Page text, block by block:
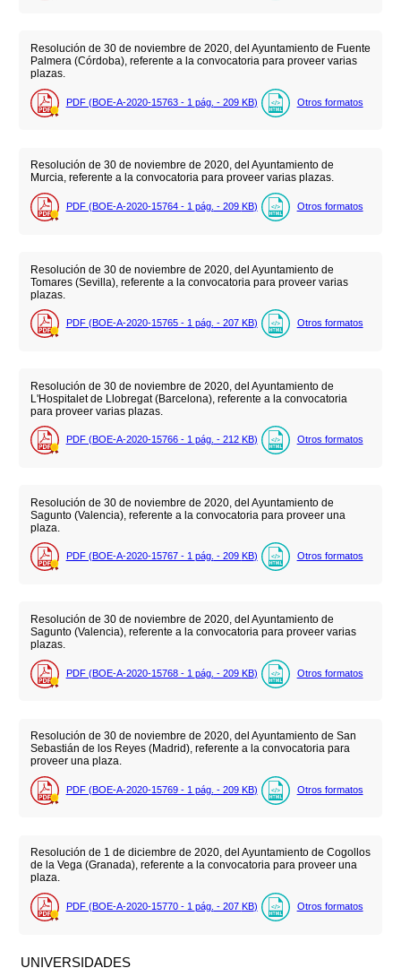
Resolución de 30 de noviembre de 2020, del Ayuntamiento de Fuente
Palmera (Córdoba), referente a la convocatoria para proveer varias
plazas.
PDF (BOE-A-2020-15763 - 1 pág. - 209 KB) Otros formatos
Resolución de 30 de noviembre de 2020, del Ayuntamiento de
Murcia, referente a la convocatoria para proveer varias plazas.
PDF (BOE-A-2020-15764 - 1 pág. - 209 KB) Otros formatos
Resolución de 30 de noviembre de 2020, del Ayuntamiento de
Tomares (Sevilla), referente a la convocatoria para proveer varias
plazas.
PDF (BOE-A-2020-15765 - 1 pág. - 207 KB) Otros formatos
Resolución de 30 de noviembre de 2020, del Ayuntamiento de
L'Hospitalet de Llobregat (Barcelona), referente a la convocatoria
para proveer varias plazas.
PDF (BOE-A-2020-15766 - 1 pág. - 212 KB) Otros formatos
Resolución de 30 de noviembre de 2020, del Ayuntamiento de
Sagunto (Valencia), referente a la convocatoria para proveer una
plaza.
PDF (BOE-A-2020-15767 - 1 pág. - 209 KB) Otros formatos
Resolución de 30 de noviembre de 2020, del Ayuntamiento de
Sagunto (Valencia), referente a la convocatoria para proveer varias
plazas.
PDF (BOE-A-2020-15768 - 1 pág. - 209 KB) Otros formatos
Resolución de 30 de noviembre de 2020, del Ayuntamiento de San
Sebastián de los Reyes (Madrid), referente a la convocatoria para
proveer una plaza.
PDF (BOE-A-2020-15769 - 1 pág. - 209 KB) Otros formatos
Resolución de 1 de diciembre de 2020, del Ayuntamiento de Cogollos
de la Vega (Granada), referente a la convocatoria para proveer una
plaza.
PDF (BOE-A-2020-15770 - 1 pág. - 207 KB) Otros formatos
UNIVERSIDADES